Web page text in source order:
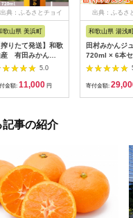
出典：ふるさとチョイ
ス
歌山県 美浜町
搾りたて発送】和歌
産 有田みかん
ジュース
本 無添加ス
ート※北海道・沖
5.0
金額: 11,000 円
出典：ふるさ
和歌山県 湯浅
田村みかんジ
720ml × 6本セ
【和歌山 ミカ
ース ストレー
100%】
寄付金額:
事の紹介